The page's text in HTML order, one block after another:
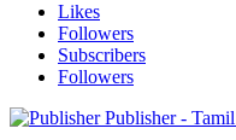
Likes
Followers
Subscribers
Followers
Publisher -